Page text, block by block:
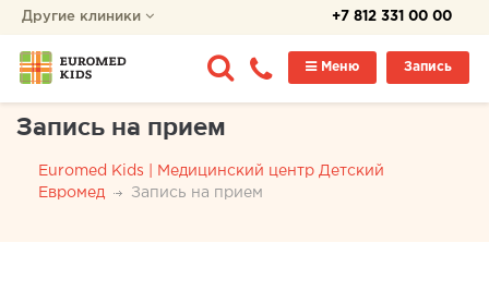
+7 812 331 00 00
Другие клиники
Запись
Меню
Запись на прием
Euromed Kids | Медицинский центр Детский
Евромед
Запись на прием